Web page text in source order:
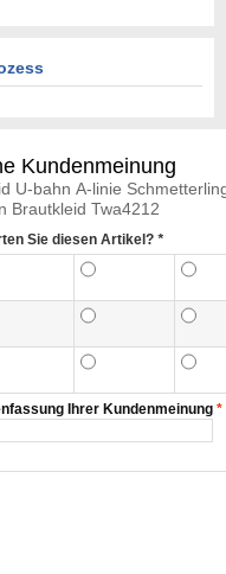
Kundenmeinung
U-bahn A-linie
Brautkleid Twa4212
Sie diesen Artikel? *
*
Ihrer Kundenmeinung